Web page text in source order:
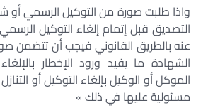
واذا طلبت صورة من التوكيل الرسمي أو
التصديق قبل إتمام إلغاء التوكيل الرسمي
عنه بالطريق القانوني فيجب أن تتضمن
الشهادة ما يفيد ورود الإخطار
الموكل أو الوكيل بإلغاء التوكيل أو
مسئولية عليها في ذلك »